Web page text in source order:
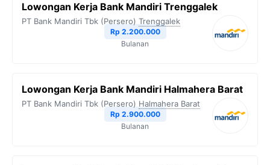
Lowongan Kerja Bank Mandiri Trenggalek
PT Bank Mandiri Tbk (Persero) Trenggalek
Rp 2.200.000
Bulanan
Lowongan Kerja Bank Mandiri Halmahera Barat
PT Bank Mandiri Tbk (Persero) Halmahera Barat
Rp 2.900.000
Bulanan